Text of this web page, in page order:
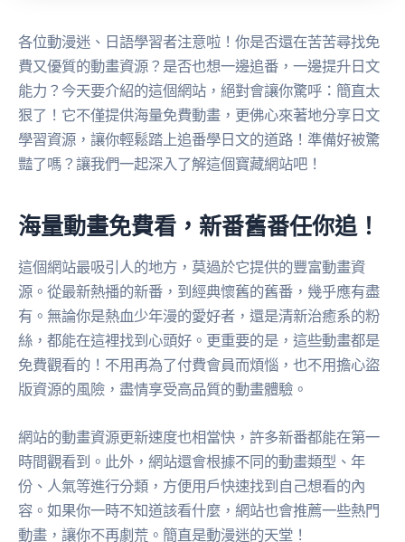
各位動漫迷、日語學習者注意啦！你是否還在苦苦尋找免
費又優質的動畫資源？是否也想一邊追番，一邊提升日文
能力？今天要介紹的這個網站，絕對會讓你驚呼：簡直太
狠了！它不僅提供海量免費動畫，更佛心來著地分享日文
學習資源，讓你輕鬆踏上追番學日文的道路！準備好被驚
豔了嗎？讓我們一起深入了解這個寶藏網站吧！
海量動畫免費看，新番舊番任你追！
這個網站最吸引人的地方，莫過於它提供的豐富動畫資
源。從最新熱播的新番，到經典懷舊的舊番，幾乎應有盡
有。無論你是熱血少年漫的愛好者，還是清新治癒系的粉
絲，都能在這裡找到心頭好。更重要的是，這些動畫都是
免費觀看的！不用再為了付費會員而煩惱，也不用擔心盜
版資源的風險，盡情享受高品質的動畫體驗。
網站的動畫資源更新速度也相當快，許多新番都能在第一
時間觀看到。此外，網站還會根據不同的動畫類型、年
份、人氣等進行分類，方便用戶快速找到自己想看的內
容。如果你一時不知道該看什麼，網站也會推薦一些熱門
動畫，讓你不再劇荒。簡直是動漫迷的天堂！